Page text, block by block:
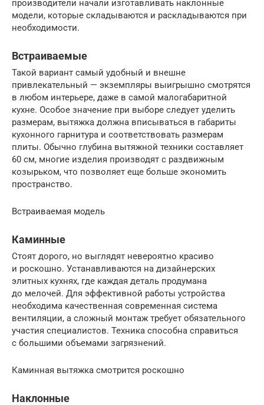
производители начали изготавливать наклонные
модели, которые складываются и раскладываются при
необходимости.
Встраиваемые
Такой вариант самый удобный и внешне
привлекательный — экземпляры выигрышно смотрятся
в любом интерьере, даже в самой малогабаритной
кухне. Особое значение при выборе следует уделить
размерам, вытяжка должна вписываться в габариты
кухонного гарнитура и соответствовать размерам
плиты. Обычно глубина вытяжной техники составляет
60 см, многие изделия производят с раздвижным
козырьком, что позволяет еще больше экономить
пространство.
Встраиваемая модель
Каминные
Стоят дорого, но выглядят невероятно красиво
и роскошно. Устанавливаются на дизайнерских
элитных кухнях, где каждая деталь продумана
до мелочей. Для эффективной работы устройства
необходима качественная современная система
вентиляции, а сложный монтаж требует обязательного
участия специалистов. Техника способна справиться
с большими объемами загрязнений.
Каминная вытяжка смотрится роскошно
Наклонные